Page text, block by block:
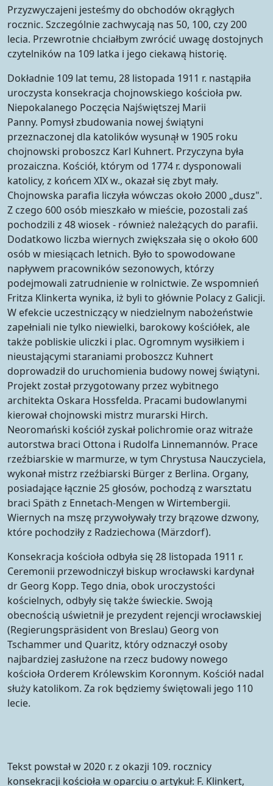
Przyzwyczajeni jesteśmy do obchodów okrągłych
rocznic. Szczególnie zachwycają nas 50, 100, czy 200
lecia. Przewrotnie chciałbym zwrócić uwagę dostojnych
czytelników na 109 latka i jego ciekawą historię.
Dokładnie 109 lat temu, 28 listopada 1911 r. nastąpiła
uroczysta konsekracja chojnowskiego kościoła pw.
Niepokalanego Poczęcia Najświętszej Marii
Panny. Pomysł zbudowania nowej świątyni
przeznaczonej dla katolików wysunął w 1905 roku
chojnowski proboszcz Karl Kuhnert. Przyczyna była
prozaiczna. Kościół, którym od 1774 r. dysponowali
katolicy, z końcem XIX w., okazał się zbyt mały.
Chojnowska parafia liczyła wówczas około 2000 „dusz".
Z czego 600 osób mieszkało w mieście, pozostali zaś
pochodzili z 48 wiosek - również należących do parafii.
Dodatkowo liczba wiernych zwiększała się o około 600
osób w miesiącach letnich. Było to spowodowane
napływem pracowników sezonowych, którzy
podejmowali zatrudnienie w rolnictwie. Ze wspomnień
Fritza Klinkerta wynika, iż byli to głównie Polacy z Galicji.
W efekcie uczestniczący w niedzielnym nabożeństwie
zapełniali nie tylko niewielki, barokowy kościółek, ale
także pobliskie uliczki i plac. Ogromnym wysiłkiem i
nieustającymi staraniami proboszcz Kuhnert
doprowadził do uruchomienia budowy nowej świątyni.
Projekt został przygotowany przez wybitnego
architekta Oskara Hossfelda. Pracami budowlanymi
kierował chojnowski mistrz murarski Hirch.
Neoromański kościół zyskał polichromie oraz witraże
autorstwa braci Ottona i Rudolfa Linnemannów. Prace
rzeźbiarskie w marmurze, w tym Chrystusa Nauczyciela,
wykonał mistrz rzeźbiarski Bürger z Berlina. Organy,
posiadające łącznie 25 głosów, pochodzą z warsztatu
braci Späth z Ennetach-Mengen w Wirtembergii.
Wiernych na mszę przywoływały trzy brązowe dzwony,
które pochodziły z Radziechowa (Märzdorf).
Konsekracja kościoła odbyła się 28 listopada 1911 r.
Ceremonii przewodniczył biskup wrocławski kardynał
dr Georg Kopp. Tego dnia, obok uroczystości
kościelnych, odbyły się także świeckie. Swoją
obecnością uświetnił je prezydent rejencji wrocławskiej
(Regierungspräsident von Breslau) Georg von
Tschammer und Quaritz, który odznaczył osoby
najbardziej zasłużone na rzecz budowy nowego
kościoła Orderem Królewskim Koronnym. Kościół nadal
służy katolikom. Za rok będziemy świętowali jego 110
lecie.
Tekst powstał w 2020 r. z okazji 109. rocznicy
konsekracji kościoła w oparciu o artykuł: F. Klinkert,